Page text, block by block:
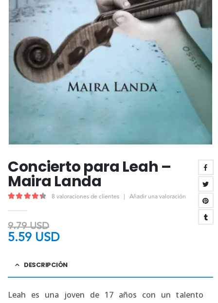
Concierto para Leah –
Maira Landa
8 valoraciones de clientes Añadir una valoración
9.79USD
5.59 USD
DESCRIPCIÓN
Leah es una joven de 17 años con un talento